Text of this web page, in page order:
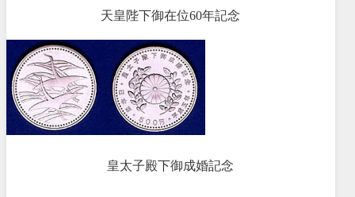
天皇陛下御在位60年記念
皇太子殿下御成婚記念